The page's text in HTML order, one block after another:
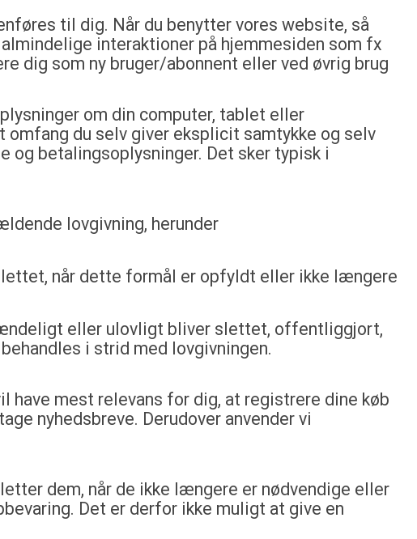
til dig. Når du benytter vores website, så
interaktioner på hjemmesiden som fx
dig som ny bruger/abonnent eller ved øvrig brug
om din computer, tablet eller
du selv giver eksplicit samtykke og selv
og betalingsoplysninger. Det sker typisk i
lovgivning, herunder
når dette formål er opfyldt eller ikke længere
eller ulovligt bliver slettet, offentliggjort,
i strid med lovgivningen.
have mest relevans for dig, at registrere dine køb
nyhedsbreve. Derudover anvender vi
dem, når de ikke længere er nødvendige eller
Det er derfor ikke muligt at give en